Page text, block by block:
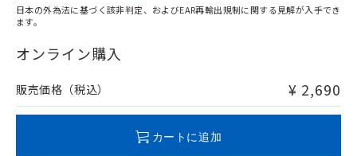
在庫等で未対応品が混在する可能性があります。
問い合わせください。
日本の外為法に基づく該非判定、およびEAR再輸出規制に関する見解が入手でき
ます。
オンライン購入
販売価格（税込） ¥ 2,690
カートに追加